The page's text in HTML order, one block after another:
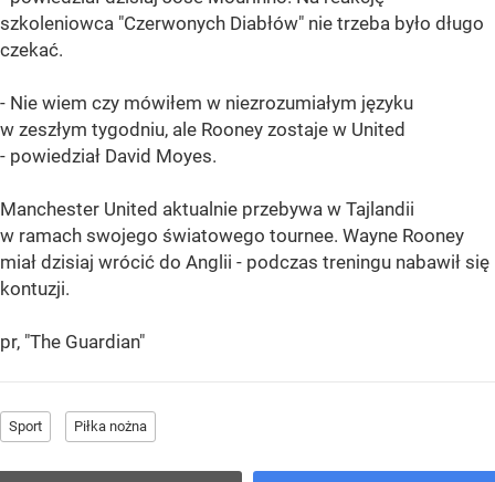
szkoleniowca "Czerwonych Diabłów" nie trzeba było długo
czekać.
- Nie wiem czy mówiłem w niezrozumiałym języku
w zeszłym tygodniu, ale Rooney zostaje w United
- powiedział David Moyes.
Manchester United aktualnie przebywa w Tajlandii
w ramach swojego światowego tournee. Wayne Rooney
miał dzisiaj wrócić do Anglii - podczas treningu nabawił się
kontuzji.
pr, "The Guardian"
Sport Piłka nożna